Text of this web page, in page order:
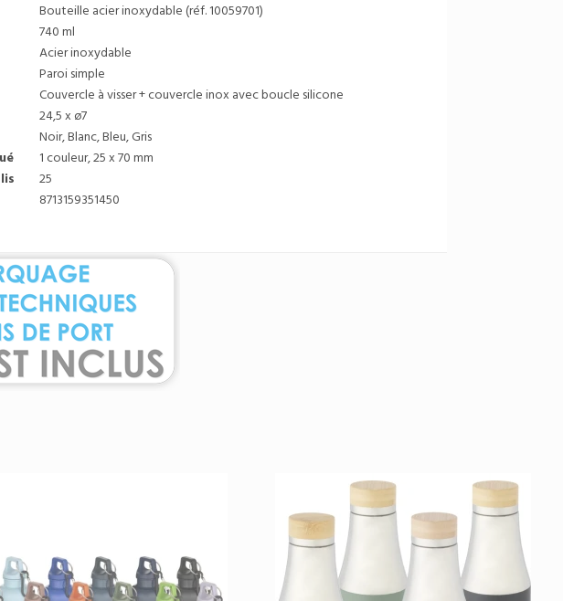
Bouteille acier inoxydable (réf. 10059701)
740 ml
Acier inoxydable
Paroi simple
Couvercle à visser + couvercle inox avec boucle silicone
24,5 x ø7
Noir, Blanc, Bleu, Gris
1 couleur, 25 x 70 mm
25
8713159351450